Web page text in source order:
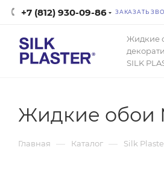
+7 (812) 930-09-86 ЗАКАЗАТЬ
Жидкие
SILK
Жидкие обои
Главная — Каталог — Silk